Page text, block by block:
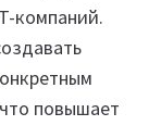
компаний.
повышает